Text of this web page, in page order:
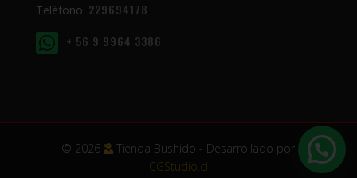
Teléfono: 229694178
+ 56 9 9964 3386
© 2026
Tienda Bushido - Desarrollado por
CGStudio.cl